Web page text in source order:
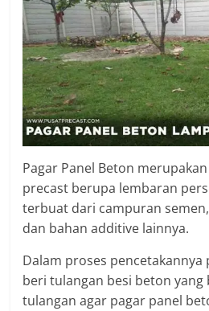
Pagar Panel Beton
precast berupa lembaran
terbuat dari campuran
dan bahan additive lainnya.
Dalam proses
beri tulangan besi beton yang
tulangan agar pagar panel